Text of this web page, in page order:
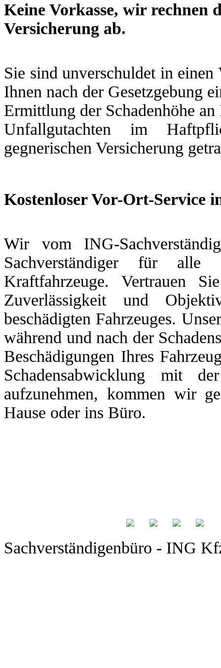
Keine Vorkasse, wir rechnen
Versicherung ab.
Sie sind unverschuldet in
Ihnen nach der Gesetzgebung
Ermittlung der Schadenhöhe
Unfallgutachten im
gegnerischen Versicherung
Kostenloser Vor-Ort-Service
Wir vom ING-
Sachverständiger für
Kraftfahrzeuge. Vertrauen
Zuverlässigkeit und
beschädigten Fahrzeuges.
während und nach der
Beschädigungen Ihres
Schadensabwicklung mit
aufzunehmen, kommen wir
Hause oder ins Büro.
Sachverständigenbüro - ING